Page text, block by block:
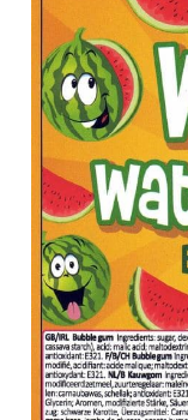
Katalog &
Anfragen-Korb